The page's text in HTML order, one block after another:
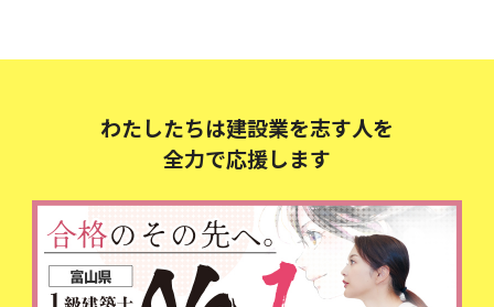
わたしたちは建設業を志す人を
全力で応援します